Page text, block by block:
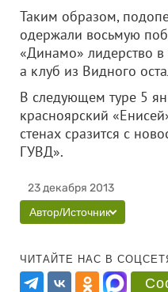
Таким образом,
одержали восьмую
«Динамо» лидерство
а клуб из Видного
В следующем туре 5
красноярский
стенах сразится с
ГУВД».
23 декабря 2013
Автор/Источник
ЧИТАЙТЕ НАС В